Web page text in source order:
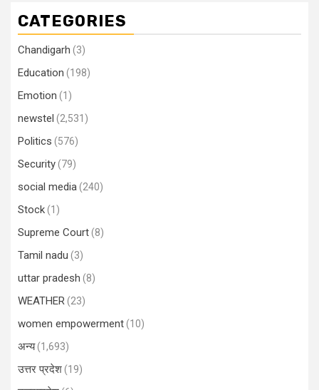
CATEGORIES
Chandigarh (3)
Education (198)
Emotion (1)
newstel (2,531)
Politics (576)
Security(79)
social media(240)
Stock(1)
Supreme Court(8)
Tamil nadu (3)
uttar pradesh (8)
WEATHER(23)
women empowerment(10)
अन्य(1,693)
उत्तर प्रदेश(19)